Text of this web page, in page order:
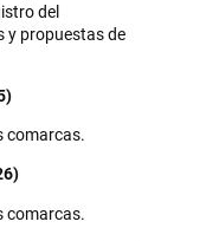
del
y propuestas de
comarcas.
comarcas.